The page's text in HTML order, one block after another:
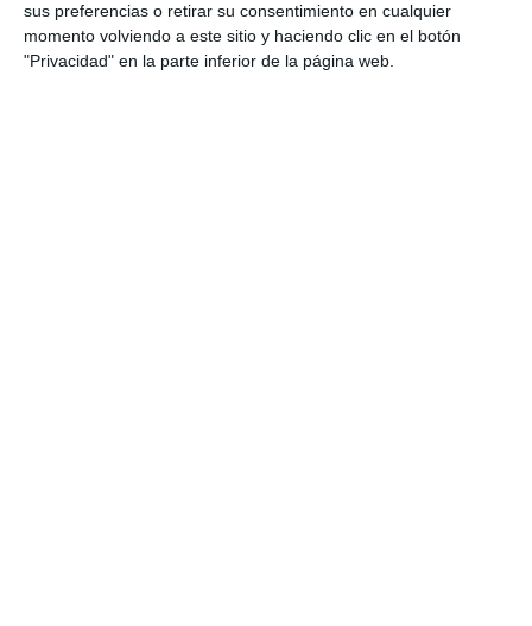
sus preferencias o retirar su consentimiento en cualquier
momento volviendo a este sitio y haciendo clic en el botón
"Privacidad" en la parte inferior de la página web.